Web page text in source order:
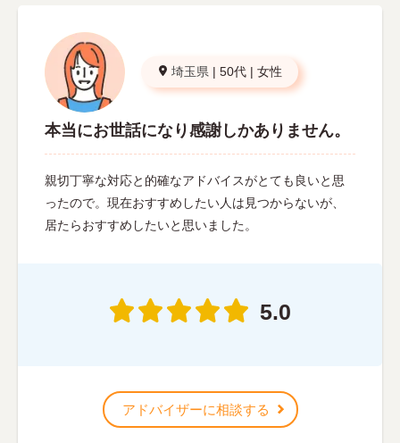
埼玉県 | 50代 | 女性
本当にお世話になり感謝しかありません。
親切丁寧な対応と的確なアドバイスがとても良いと思
ったので。現在おすすめしたい人は見つからないが、
居たらおすすめしたいと思いました。
5.0
アドバイザーに相談する